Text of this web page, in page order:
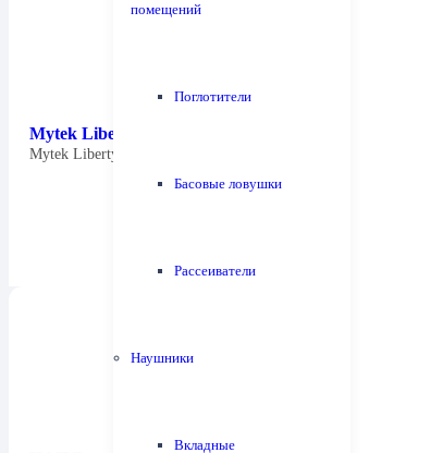
помещений
Поглотители
Басовые ловушки
Рассеиватели
Наушники
Вкладные
Mytek Liberty DAC
Mytek Liberty DAC — это новейший…